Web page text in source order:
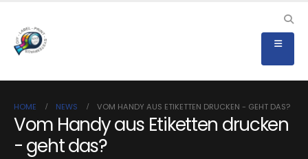
HOME NEWS VOM HANDY AUS ETIKETTEN DRUCKEN - GEHT DAS?
Vom Handy aus Etiketten drucken
- geht das?